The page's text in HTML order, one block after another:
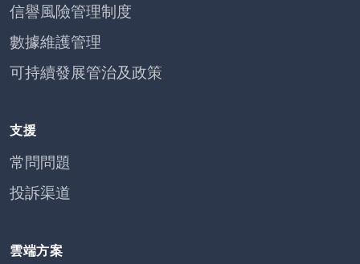
信譽風險管理制度
數據維護管理
可持續發展管治及政策
支援
常問問題
投訴渠道
雲端方案